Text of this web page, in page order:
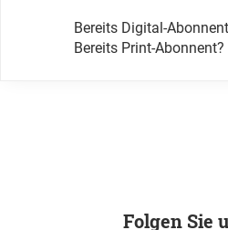
Bereits Digital-
Bereits Print-Abonnent?
Folgen Sie